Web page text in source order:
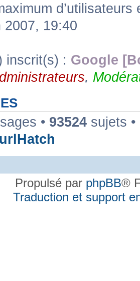
2007, 19:40
inscrit(s) : Google
,
• 93524 sujets •
Propulsé par phpBB®
Traduction et support